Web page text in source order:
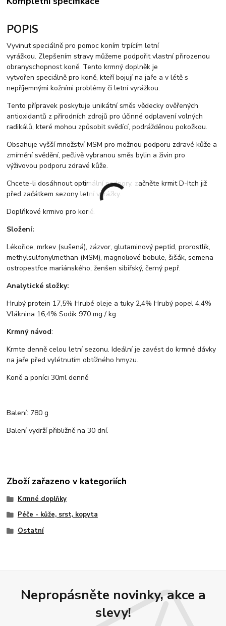
POPIS
Vyvinut speciálně pro pomoc koním trpícím letní
vyrážkou. Zlepšením stravy můžeme podpořit vlastní přirozenou
obranyschopnost koně. Tento krmný doplněk je
vytvořen speciálně pro koně, kteří bojují na jaře a v létě s
nepříjemnými kožními problémy či letní vyrážkou.
Tento přípravek poskytuje unikátní směs vědecky ověřených
antioxidantů z přírodních zdrojů pro účinné odplavení volných
radikálů, které mohou způsobit svědící, podrážděnou pokožkou.
Obsahuje vyšší množství MSM pro možnou podporu zdravé kůže a
zmírnění svědění, pečlivě vybranou směs bylin a živin pro
výživovou podporu zdravé kůže.
Chcete-li dosáhnout optimální podpory, začněte krmit D-Itch již
před začátkem sezony letní vyrážky.
Doplňkové krmivo pro koně.
Složení:
Lékořice, mrkev (sušená), zázvor, glutaminový peptid, prorostlík,
methylsulfonylmethan (MSM), magnoliové bobule, šišák, semena
ostropestřce mariánského, ženšen sibiřský, černý pepř.
Analytické složky:
Hrubý protein 17,5% Hrubé oleje a tuky 2,4% Hrubý popel 4,4%
Vláknina 16,4% Sodík 970 mg / kg
Krmný návod:
Krmte denně celou letní sezonu. Ideální je zavést do krmné dávky
na jaře před vylétnutím obtížného hmyzu.
Koně a poníci 30ml denně
Balení: 780 g
Balení vydrží přibližně na 30 dní.
Zboží zařazeno v kategoriích
Krmné doplňky
Péče - kůže, srst, kopyta
Ostatní
Nepropásněte novinky, akce a
slevy!